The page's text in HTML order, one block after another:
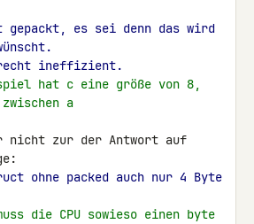
gepackt, es sei denn das wird
ineffizient.
hat c eine größe von 8,
a
nicht zur der Antwort auf
ohne packed auch nur 4 Byte
die CPU sowieso einen byte